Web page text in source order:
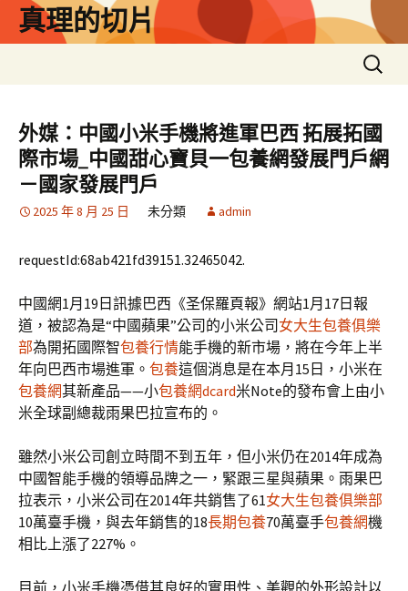
真理的切片
搜
尋
鍵
字:
外媒：中國小米手機將進軍巴西 拓展拓國
際市場_中國甜心寶貝一包養網發展門戶網
－國家發展門戶
2025 年 8 月 25 日 未分類 admin
requestId:68ab421fd39151.32465042.
中國網1月19日訊據巴西《圣保羅頁報》網站1月17日報
道，被認為是“中國蘋果”公司的小米公司 女大生包養俱樂
部為開拓國際智包養行情能手機的新市場，將在今年上半
年向巴西市場進軍。 包養這個消息是在本月15日，小米在
包養網其新產品——小包養網dcard米Note的發布會上由小
米全球副總裁雨果巴拉宣布的。
雖然小米公司創立時間不到五年，但小米仍在2014年成為
中國智能手機的領導品牌之一，緊跟三星與蘋果。雨果巴
拉表示，小米公司在2014年共銷售了61女大生包養俱樂部
10萬臺手機，與去年銷售的18長期包養70萬臺手包養網機
相比上漲了227%。
目前，小米手機憑借其良好的實用性、美觀的外形設計以